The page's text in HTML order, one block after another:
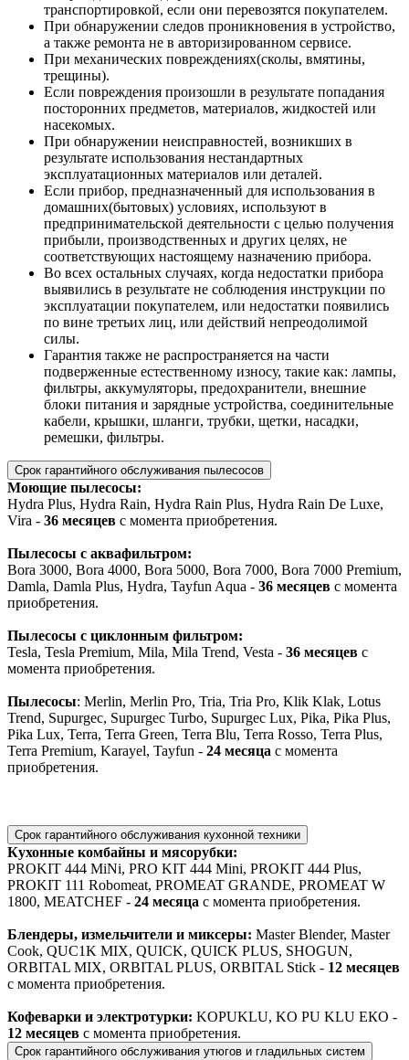
транспортировкой, если они перевозятся покупателем.
При обнаружении следов проникновения в устройство,
а также ремонта не в авторизированном сервисе.
При механических повреждениях(сколы, вмятины,
трещины).
Если повреждения произошли в результате попадания
посторонних предметов, материалов, жидкостей или
насекомых.
При обнаружении неисправностей, возникших в
результате использования нестандартных
эксплуатационных материалов или деталей.
Если прибор, предназначенный для использования в
домашних(бытовых) условиях, используют в
предпринимательской деятельности с целью получения
прибыли, производственных и других целях, не
соответствующих настоящему назначению прибора.
Во всех остальных случаях, когда недостатки прибора
выявились в результате не соблюдения инструкции по
эксплуатации покупателем, или недостатки появились
по вине третьих лиц, или действий непреодолимой
силы.
Гарантия также не распространяется на части
подверженные естественному износу, такие как: лампы,
фильтры, аккумуляторы, предохранители, внешние
блоки питания и зарядные устройства, соединительные
кабели, крышки, шланги, трубки, щетки, насадки,
ремешки, фильтры.
Срок гарантийного обслуживания пылесосов
Моющие пылесосы:
Hydra Plus, Hydra Rain, Hydra Rain Plus, Hydra Rain De Luxe,
Vira - 36 месяцев с момента приобретения.
Пылесосы с аквафильтром:
Bora 3000, Bora 4000, Bora 5000, Bora 7000, Bora 7000 Premium,
Damla, Damla Plus, Hydra, Tayfun Aqua - 36 месяцев с момента
приобретения.
Пылесосы с циклонным фильтром:
Tesla, Tesla Premium, Mila, Mila Trend, Vesta - 36 месяцев с
момента приобретения.
Пылесосы: Merlin, Merlin Pro, Tria, Tria Pro, Klik Klak, Lotus
Trend, Supurgec, Supurgec Turbo, Supurgec Lux, Pika, Pika Plus,
Pika Lux, Terra, Terra Green, Terra Blu, Terra Rosso, Terra Plus,
Terra Premium, Karayel, Tayfun - 24 месяца с момента
приобретения.
Срок гарантийного обслуживания кухонной техники
Кухонные комбайны и мясорубки:
PROKIT 444 MiNi, PRO KIT 444 Mini, PROKIT 444 Plus,
PROKIT 111 Robomeat, PROMEAT GRANDE, PROMEAT W
1800, MEATCHEF - 24 месяца с момента приобретения.
Блендеры, измельчители и миксеры: Master Blender, Master
Cook, QUC1K MIX, QUICK, QUICK PLUS, SHOGUN,
ORBITAL MIX, ORBITAL PLUS, ORBITAL Stick - 12 месяцев
с момента приобретения.
Кофеварки и электротурки: KOPUKLU, KO PU KLU ЕКО -
12 месяцев с момента приобретения.
Срок гарантийного обслуживания утюгов и гладильных систем